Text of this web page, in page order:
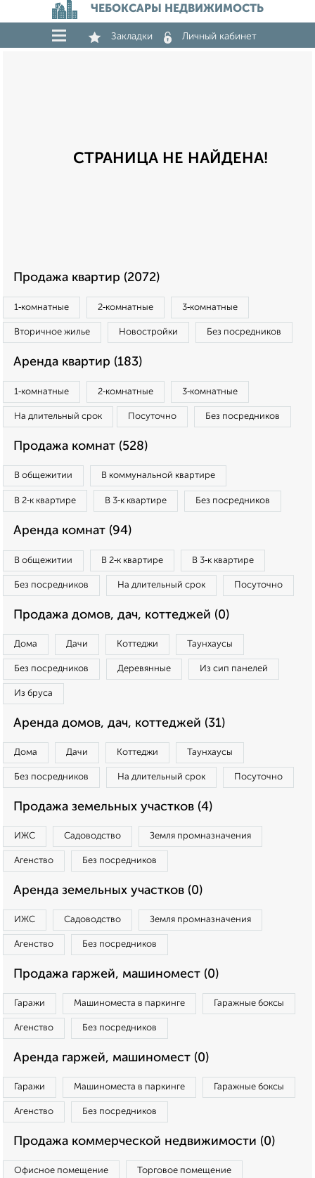
ЧЕБОКСАРЫ НЕДВИЖИМОСТЬ
Закладки Личный кабинет
СТРАНИЦА НЕ НАЙДЕНА!
Продажа квартир (2072)
1‑комнатные 2‑комнатные 3‑комнатные
Вторичное жилье Новостройки Без посредников
Аренда квартир (183)
1‑комнатные 2‑комнатные 3‑комнатные
На длительный срок Посуточно Без посредников
Продажа комнат (528)
В общежитии В коммунальной квартире
В 2‑к квартире В 3‑к квартире Без посредников
Аренда комнат (94)
В общежитии В 2‑к квартире В 3‑к квартире
Без посредников На длительный срок Посуточно
Продажа домов, дач, коттеджей (0)
Дома Дачи Коттеджи Таунхаусы
Без посредников Деревянные Из сип панелей
Из бруса
Аренда домов, дач, коттеджей (31)
Дома Дачи Коттеджи Таунхаусы
Без посредников На длительный срок Посуточно
Продажа земельных участков (4)
ИЖС Садоводство Земля промназначения
Агенство Без посредников
Аренда земельных участков (0)
ИЖС Садоводство Земля промназначения
Агенство Без посредников
Продажа гаржей, машиномест (0)
Гаражи Машиноместа в паркинге Гаражные боксы
Агенство Без посредников
Аренда гаржей, машиномест (0)
Гаражи Машиноместа в паркинге Гаражные боксы
Агенство Без посредников
Продажа коммерческой недвижимости (0)
Офисное помещение Торговое помещение